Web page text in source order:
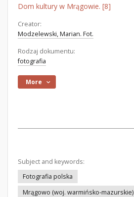
Dom kultury w Mrągowie. [8]
Creator:
Modzelewski, Marian. Fot.
Rodzaj dokumentu:
fotografia
More
Subject and keywords:
Fotografia polska
Mrągowo (woj. warmińsko-mazurskie)